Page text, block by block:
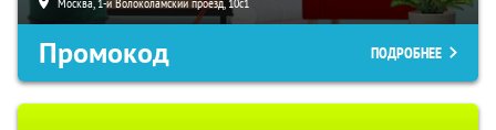
Промокод ПОДРОБНЕЕ